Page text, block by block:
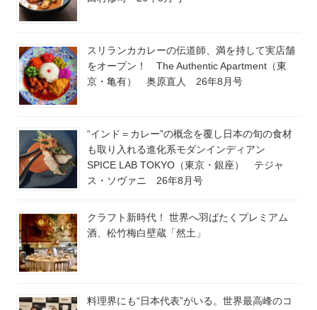
スリランカカレーの伝道師、満を持して実店舗
をオープン！ The Authentic Apartment（東
京・亀有） 奥原直人 26年8月号
“インド＝カレー”の概念を覆し日本の旬の食材
も取り入れる進化系モダンインディアン
SPICE LAB TOKYO（東京・銀座） テジャ
ス・ソヴァニ 26年8月号
クラフト新時代！ 世界へ羽ばたくプレミアム
酒、松竹梅白壁蔵「然土」
料理界にも“日本代表”がいる。世界最高峰のコ